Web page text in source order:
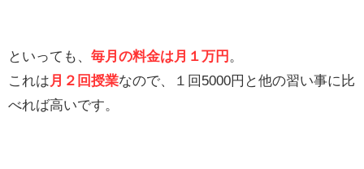
といっても、 毎月の料金は月１万円 。
これは月２回授業なので、１回5000円と他の習い事に比
べれば高いです。